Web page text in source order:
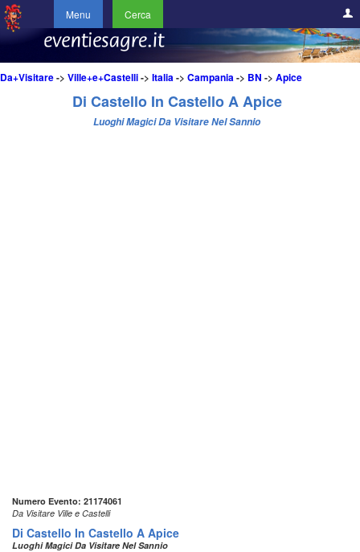
Menu Cerca
Da+Visitare-> Ville+e+Castelli-> Italia-> Campania-> BN -> Apice
Di Castello In Castello A Apice
Luoghi Magici Da Visitare Nel Sannio
Numero Evento: 21174061
Da Visitare Ville e Castelli
Di Castello In Castello A Apice
Luoghi Magici Da Visitare Nel Sannio